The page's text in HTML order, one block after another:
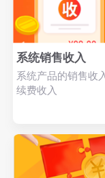
系统销售收入
系统产品的销售收
续费收入